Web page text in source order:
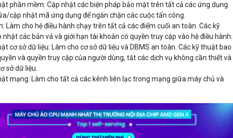
phần mềm: Cập nhật các biện pháp bảo mật trên tất cả các ứng dụng
cập nhật mã ứng dụng để ngăn chặn các cuộc tấn công.
Làm cho hệ điều hành chạy trên tất cả các điểm cuối an toàn. Các kỹ
các bản vá và giới hạn tài khoản có quyền truy cập vào hệ điều hành.
cơ sở dữ liệu: Làm cho cơ sở dữ liệu và DBMS an toàn. Các kỹ thuật bao
và quyền truy cập của người dùng, tắt các dịch vụ không cần thiết và
sở dữ liệu.
mạng: Làm cho tất cả các kênh liên lạc trong mạng giữa máy chủ và